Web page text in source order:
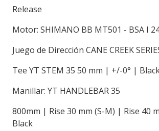
Release
Motor: SHIMANO BB MT501 - BSA I
Juego de Dirección CANE CREEK
Tee YT STEM 35 50 mm | +/-0° |
Manillar: YT HANDLEBAR 35
800mm | Rise 30 mm (S-M) | Rise 40
Black